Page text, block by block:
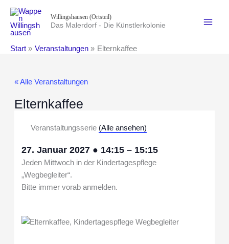
Inhalt
springen
Willingshausen (Ortsteil)
Das Malerdorf - Die Künstlerkolonie
Start Veranstaltungen Elternkaffee
« Alle Veranstaltungen
Elternkaffee
Veranstaltungsserie (Alle ansehen)
27. Januar 2027 ● 14:15– 15:15
Jeden Mittwoch in der Kindertagespflege
„Wegbegleiter“.
Bitte immer vorab anmelden.